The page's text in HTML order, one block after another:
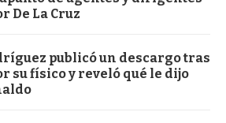
De La Cruz
publicó un descargo tras
su físico y reveló qué le dijo